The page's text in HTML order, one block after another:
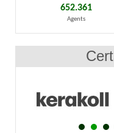
652.361
Agents